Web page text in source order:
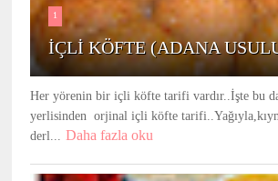
1
İÇLİ KÖFTE (ADANA
Her yörenin bir içli köfte tarifi vardır..İşte bu
yerlisinden orjinal içli köfte
derl...
Daha fazla oku